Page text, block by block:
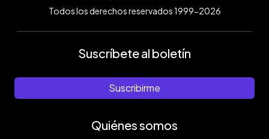
Todos los derechos reservados 1999-2026
Suscríbete al boletín
Suscribirme
Quiénes somos